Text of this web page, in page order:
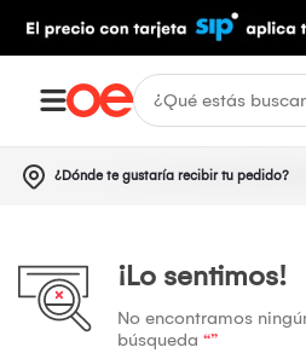
¿Dónde te gustaría recibir tu pedido?
¡Lo sentimos!
No encontramos
búsqueda “”